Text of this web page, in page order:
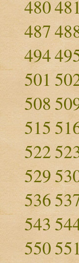
480
487
494
501
508
515
522
529
536
543
550